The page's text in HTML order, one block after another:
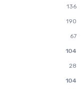
136
190
67
104
28
104